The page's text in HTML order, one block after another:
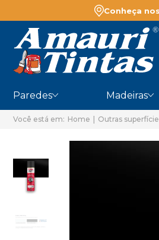
Conheça
Paredes Madeiras
Home Outras